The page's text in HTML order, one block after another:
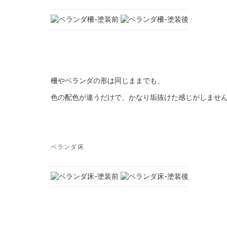
柵やベランダの形は同じままでも、
色の配色が違うだけで、かなり垢抜けた感じがしませ
ベランダ床